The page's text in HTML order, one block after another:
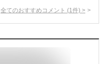
全てのおすすめコメント (1 件) >